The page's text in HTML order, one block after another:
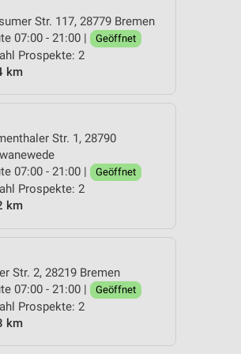
Str. 117, 28779 Bremen
07:00 - 21:00 |
Geöffnet
Prospekte: 2
km
Str. 1, 28790
07:00 - 21:00 |
Geöffnet
Prospekte: 2
km
Str. 2, 28219 Bremen
07:00 - 21:00 |
Geöffnet
Prospekte: 2
km